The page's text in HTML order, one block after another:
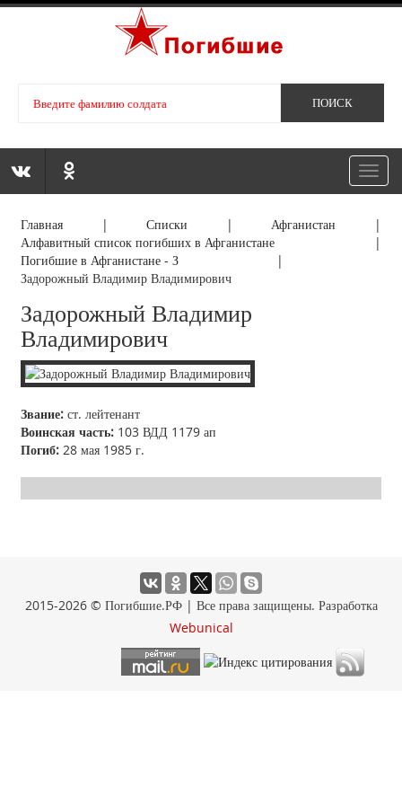
Главная |Списки | Афганистан |
Алфавитный список погибших в Афганистане |
Погибшие в Афганистане - З |
Задорожный Владимир Владимирович
Задорожный Владимир
Владимирович
Звание: ст. лейтенант
Воинская часть: 103 ВДД 1179 ап
Погиб: 28 мая 1985 г.
2015-2026 © Погибшие.РФ | Все права защищены. Разработка
Webunical